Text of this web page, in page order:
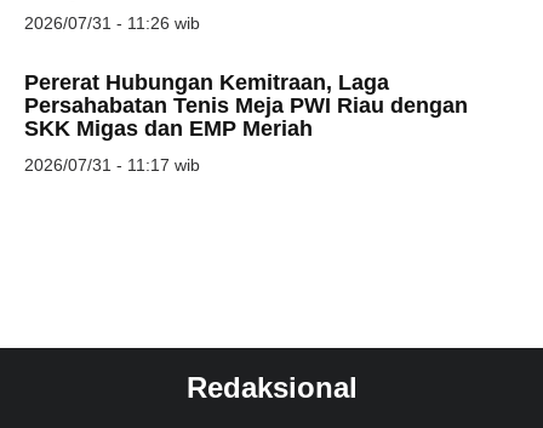
2026/07/31 - 11:26 wib
Pererat Hubungan Kemitraan, Laga
Persahabatan Tenis Meja PWI Riau dengan
SKK Migas dan EMP Meriah
2026/07/31 - 11:17 wib
Redaksional